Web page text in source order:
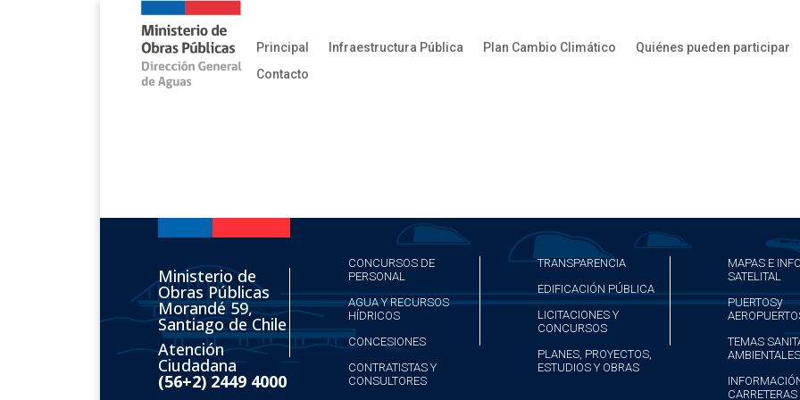
Principal Infraestructura Pública Plan Cambio Climático
Quiénes pueden participar
Contacto
Ministerio de
Obras Públicas
Morandé 59,
Santiago de Chile
Atención
Ciudadana
(56+2) 2449 4000
CONCURSOS DE
PERSONAL
AGUA Y RECURSOS
HÍDRICOS
CONCESIONES
CONTRATISTAS Y
CONSULTORES
TRANSPARENCIA
EDIFICACIÓN PÚBLICA
LICITACIONES Y
CONCURSOS
PLANES, PROYECTOS,
ESTUDIOS Y OBRAS
MAPAS E
SATELITAL
PUERTOSy
TEMAS